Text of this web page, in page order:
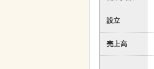
設立
売上高